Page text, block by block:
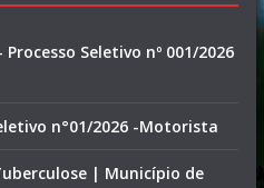
Seletivo nº 001/2026
n°01/2026 -Motorista
| Município de